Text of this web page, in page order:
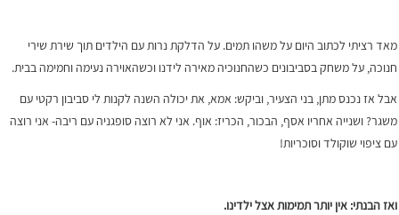
מאד רציתי לכתוב היום על משהו תמים. על הדלקת נרות עם הילדים תוך שירת שירי
חנוכה, על משחק בסביבונים כשהחנוכיה מאירה לידנו וכשהאוירה נעימה וחמימה בבית.
אבל אז נכנס מתן, בני הצעיר, וביקש: אמא, את יכולה השנה לקנות לי סביבון רקטי עם
משגר? ושנייה אחריו אסף, הבכור, הכריז: אוף. אני לא רוצה סופגניה עם ריבה- אני רוצה
עם ציפוי שוקולד וסוכריות!
ואז הבנתי: אין יותר תמימות אצל ילדינו.